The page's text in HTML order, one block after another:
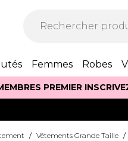
Femmes Robes
PREMIER
/ Vêtements Grande Taille /